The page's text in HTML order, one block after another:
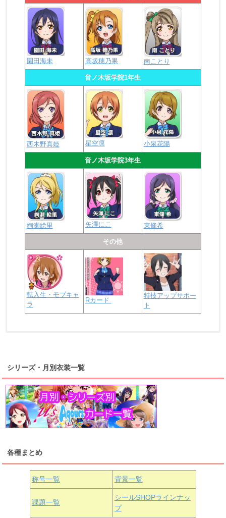
園田海未 高坂穂乃果 南ことり
音ノ木坂学院1年生
西木野真姫 星空凛 小泉花陽
音ノ木坂学院3年生
絢瀬絵里 矢澤にこ 東條希
その他
転入生・モブキャ
ラ
Rカード
特技アップサポー
ト
桜内梨子 高海千歌 渡辺曜
浦の星女学院1年生
津島善子 黒澤ルビィ
浦の星女学院3年生
上原歩夢 宮下愛 優木せつ菜
虹ヶ咲学園1年生
中須かすみ 天王寺璃奈
シリーズ・月別衣装一覧
各種まとめ
称号一覧 背景一覧
課題一覧
シールSHOPラインナッ
プ